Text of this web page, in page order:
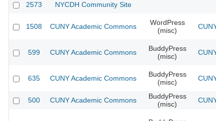
2573 NYCDH Community Site
1508 CUNY Academic Commons
WordPress
(misc)
CUNY
599 CUNY Academic Commons
BuddyPress
(misc)
CUNY
635 CUNY Academic Commons
BuddyPress
(misc)
CUNY
500 CUNY Academic Commons
BuddyPress
(misc)
CUNY